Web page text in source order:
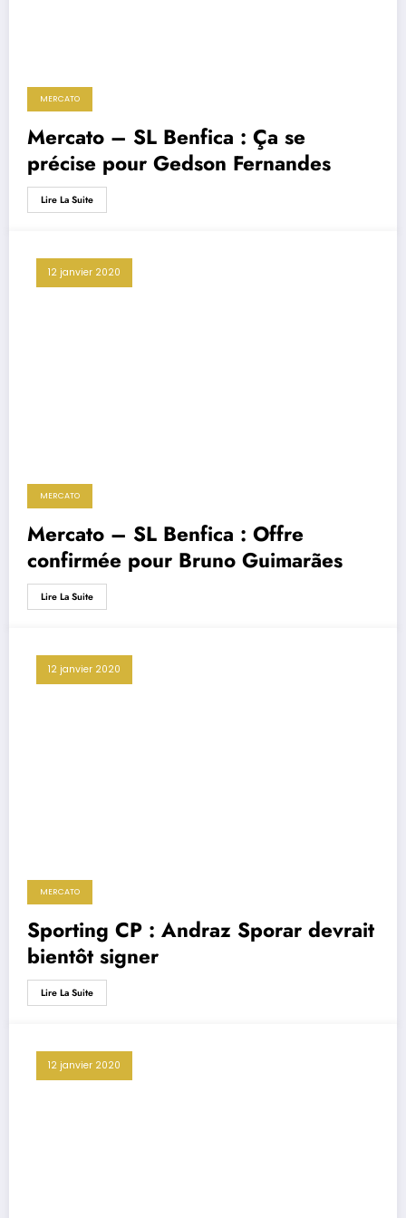
MERCATO
Mercato – SL Benfica : Ça se
précise pour Gedson Fernandes
Lire La Suite
12 janvier 2020
MERCATO
Mercato – SL Benfica : Offre
confirmée pour Bruno Guimarães
Lire La Suite
12 janvier 2020
MERCATO
Sporting CP : Andraz Sporar devrait
bientôt signer
Lire La Suite
12 janvier 2020